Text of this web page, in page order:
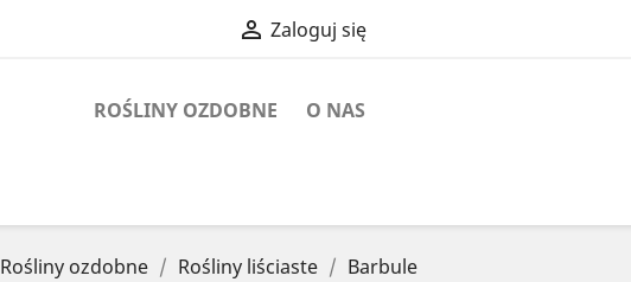
 Zaloguj się
ROŚLINY OZDOBNE O NAS
Rośliny ozdobne Rośliny liściaste Barbule